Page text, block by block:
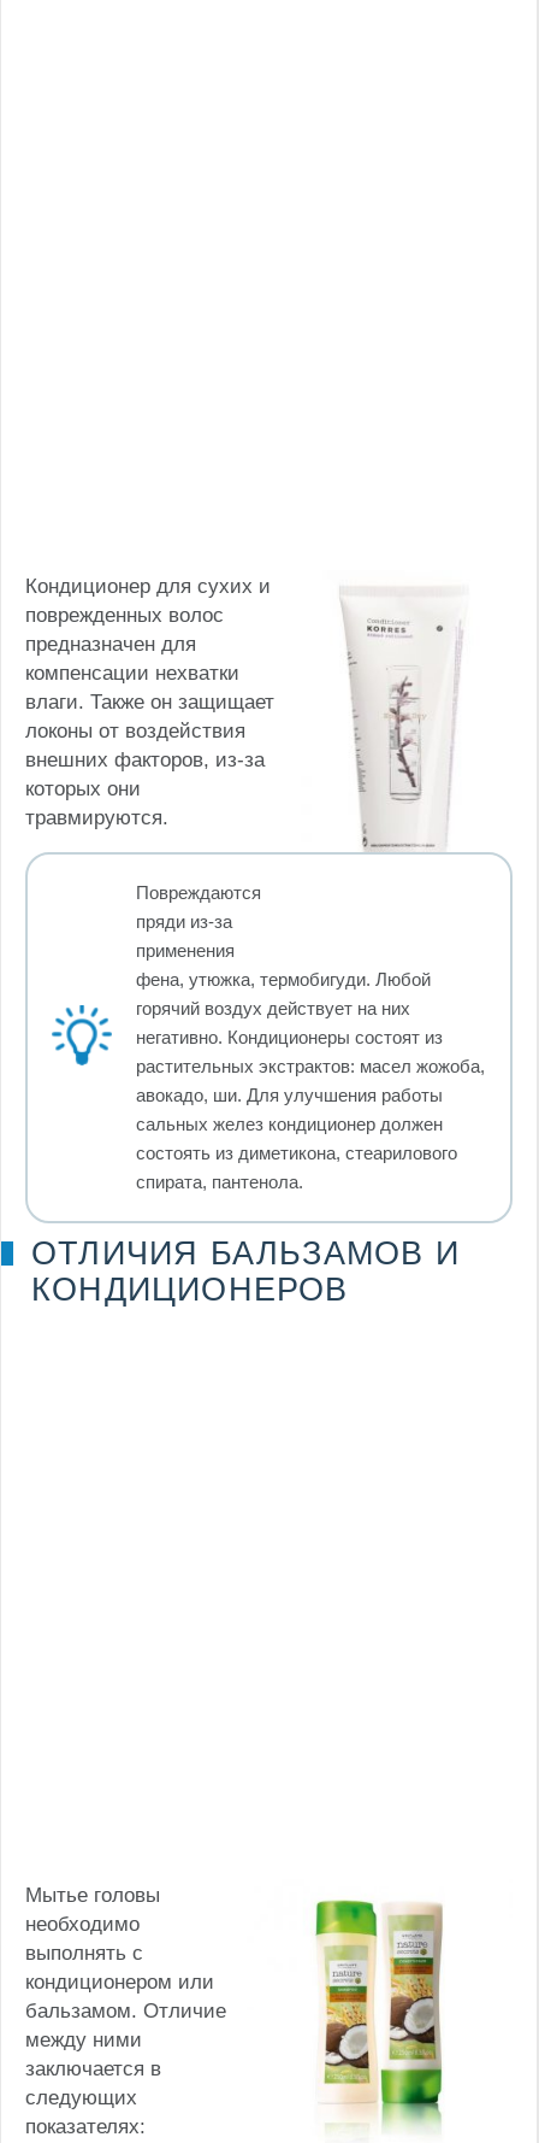
Кондиционер для сухих и
поврежденных волос
предназначен для
компенсации нехватки
влаги. Также он защищает
локоны от воздействия
внешних факторов, из-за
которых они
травмируются.
Повреждаются
пряди из-за
применения
фена, утюжка, термобигуди. Любой
горячий воздух действует на них
негативно. Кондиционеры состоят из
растительных экстрактов: масел жожоба,
авокадо, ши. Для улучшения работы
сальных желез кондиционер должен
состоять из диметикона, стеарилового
спирата, пантенола.
ОТЛИЧИЯ БАЛЬЗАМОВ И
КОНДИЦИОНЕРОВ
Мытье головы
необходимо
выполнять с
кондиционером или
бальзамом. Отличие
между ними
заключается в
следующих
показателях: